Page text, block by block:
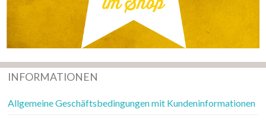
INFORMATIONEN
Allgemeine Geschäftsbedingungen mit Kundeninformationen